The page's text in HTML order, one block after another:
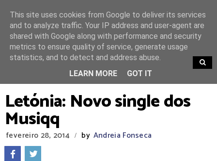
TRENDING
Letónia: Novo single dos
Musiqq
fevereiro 28, 2014 / by Andreia Fonseca
This site uses cookies from Google to deliver its services
and to analyze traffic. Your IP address and user-agent are
shared with Google along with performance and security
metrics to ensure quality of service, generate usage
statistics, and to detect and address abuse.
LEARN MORE
GOT IT